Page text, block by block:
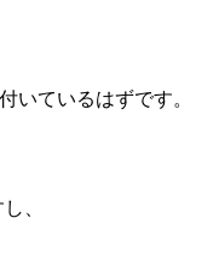
いているはずです。
、